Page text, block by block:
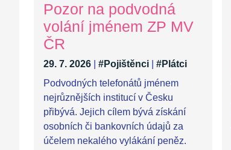
Pozor na podvodná
volání jménem ZP MV
ČR
29. 7. 2026 #Pojištěnci
#Plátci
Podvodných telefonátů jménem
nejrůznějších institucí v Česku
přibývá. Jejich cílem bývá získání
osobních či bankovních údajů za
účelem nekalého vylákání peněz.